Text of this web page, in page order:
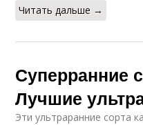
Читать дальше →
Суперранние
Лучшие
Эти ультраранние сорта